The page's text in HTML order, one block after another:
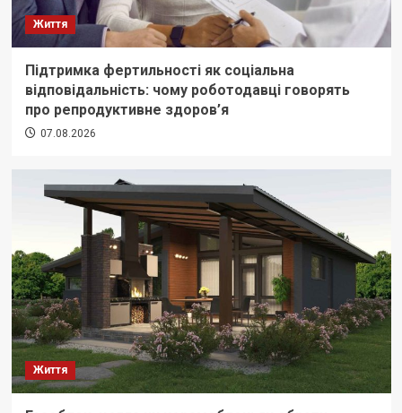
Життя
Підтримка фертильності як соціальна
відповідальність: чому роботодавці говорять
про репродуктивне здоров’я
07.08.2026
Життя